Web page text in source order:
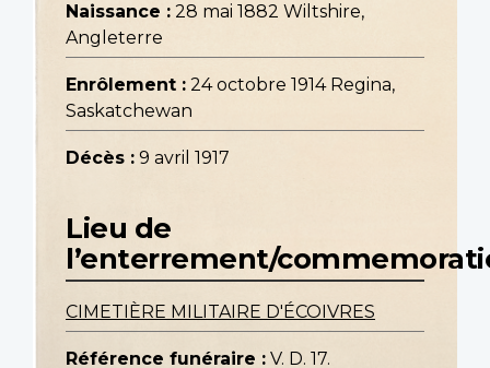
Naissance : 28 mai 1882 Wiltshire,
Angleterre
Enrôlement : 24 octobre 1914 Regina,
Saskatchewan
Décès : 9 avril 1917
Lieu de
l’enterrement/
CIMETIÈRE MILITAIRE D'ÉCOIVRES
Référence funéraire : V. D. 17.